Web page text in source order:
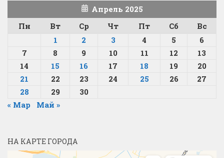
Апрель 2025
Пн
Вт Ср Чт Пт Сб
Вс
1
2 3 4 5
6
7
8 9 10 11 12
13
14
15 16 17 18 19
20
21
22 23 24 25 26
27
28
29
30
« Мар
Май »
НА КАРТЕ ГОРОДА